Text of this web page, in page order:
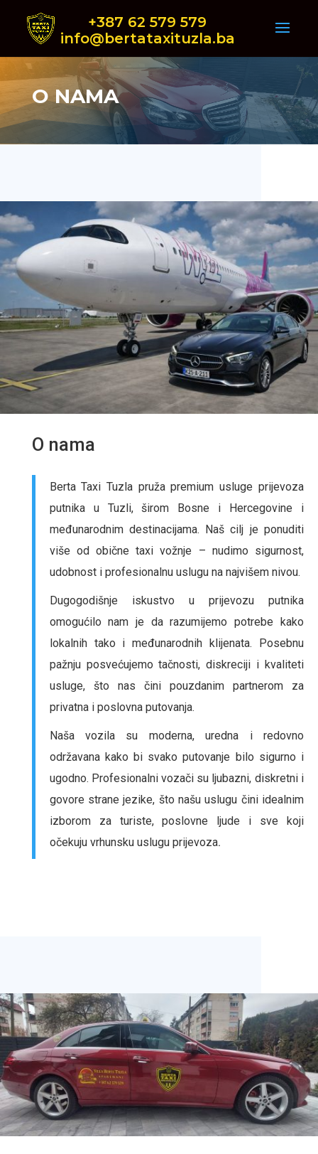
+387 62 579 579
info@bertataxituzla.ba
O NAMA
O nama
Berta Taxi Tuzla pruža premium usluge prijevoza
putnika u Tuzli, širom Bosne i Hercegovine i
međunarodnim destinacijama. Naš cilj je ponuditi
više od obične taxi vožnje – nudimo sigurnost,
udobnost i profesionalnu uslugu na najvišem nivou.
Dugogodišnje iskustvo u prijevozu putnika
omogućilo nam je da razumijemo potrebe kako
lokalnih tako i međunarodnih klijenata. Posebnu
pažnju posvećujemo tačnosti, diskreciji i kvaliteti
usluge, što nas čini pouzdanim partnerom za
privatna i poslovna putovanja.
Naša vozila su moderna, uredna i redovno
održavana kako bi svako putovanje bilo sigurno i
ugodno. Profesionalni vozači su ljubazni, diskretni i
govore strane jezike, što našu uslugu čini idealnim
izborom za turiste, poslovne ljude i sve koji
očekuju vrhunsku uslugu prijevoza.